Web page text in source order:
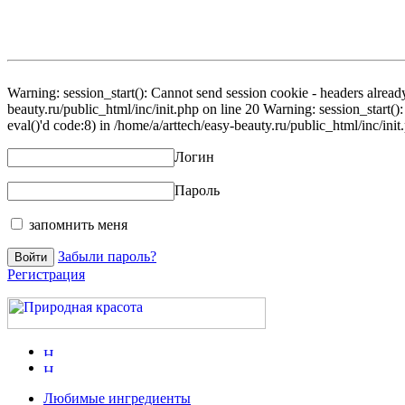
Warning: session_start(): Cannot send session cookie - headers
beauty.ru/public_html/inc/init.php on line 20 Warning:
eval()'d code:8) in /home/a/arttech/easy-beauty.ru/public_html/inc/
Логин
Пароль
запомнить меня
Забыли пароль?
Регистрация
Любимые ингредиенты